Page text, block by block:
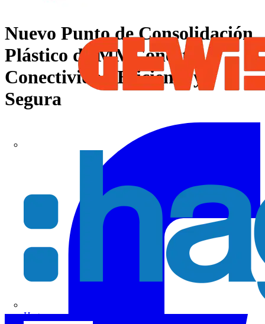
Hager
Nuevo Punto de Consolidación
Plástico de MMConecta:
Conectividad Eficiente y
Segura